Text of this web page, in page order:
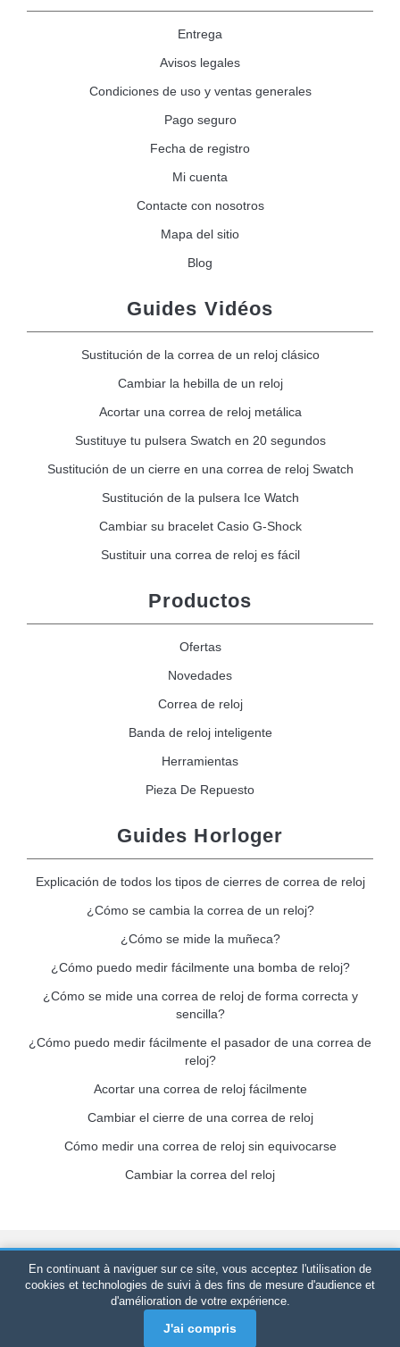
Entrega
Avisos legales
Condiciones de uso y ventas generales
Pago seguro
Fecha de registro
Mi cuenta
Contacte con nosotros
Mapa del sitio
Blog
Guides Vidéos
Sustitución de la correa de un reloj clásico
Cambiar la hebilla de un reloj
Acortar una correa de reloj metálica
Sustituye tu pulsera Swatch en 20 segundos
Sustitución de un cierre en una correa de reloj Swatch
Sustitución de la pulsera Ice Watch
Cambiar su bracelet Casio G-Shock
Sustituir una correa de reloj es fácil
Productos
Ofertas
Novedades
Correa de reloj
Banda de reloj inteligente
Herramientas
Pieza De Repuesto
Guides Horloger
Explicación de todos los tipos de cierres de correa de reloj
¿Cómo se cambia la correa de un reloj?
¿Cómo se mide la muñeca?
¿Cómo puedo medir fácilmente una bomba de reloj?
¿Cómo se mide una correa de reloj de forma correcta y
sencilla?
¿Cómo puedo medir fácilmente el pasador de una correa de
reloj?
Acortar una correa de reloj fácilmente
Cambiar el cierre de una correa de reloj
Cómo medir una correa de reloj sin equivocarse
Cambiar la correa del reloj
Bracelet-de-montre.com © 2026Reservados todos los derechos
SIRET: 520 247 727 000 57 -Plataforma Jurídica: BP 20075 -
31121 PORTET PDC - Francia Metropolitana
únicamente en línea
En continuant à naviguer sur ce site, vous acceptez l'utilisation de
cookies et technologies de suivi à des fins de mesure d'audience et
d'amélioration de votre expérience.
J'ai compris